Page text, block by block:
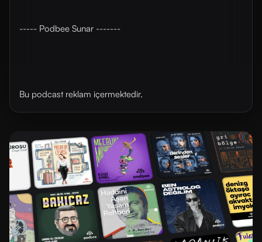
----- Podbee Sunar -------
Bu podcast reklam içermektedir.